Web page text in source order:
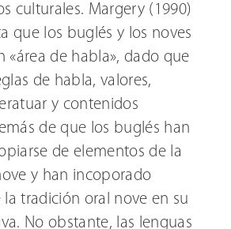
culturales. Margery (1990)
que los buglés y los noves
«área de habla», dado que
de habla, valores,
y contenidos
de que los buglés han
de elementos de la
y han incoporado
la tradición oral nove en su
No obstante, las lenguas